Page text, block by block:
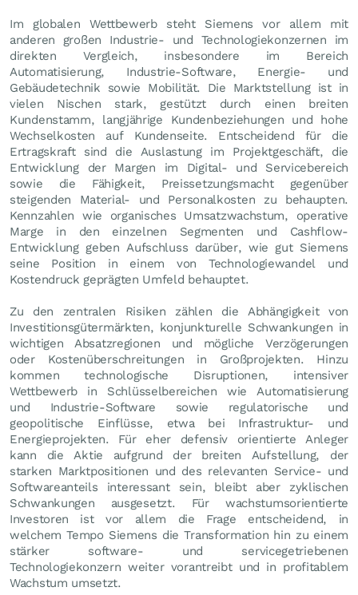
Im globalen Wettbewerb steht Siemens vor allem mit
anderen großen Industrie- und Technologiekonzernen im
direkten Vergleich, insbesondere im Bereich
Automatisierung, Industrie-Software, Energie- und
Gebäudetechnik sowie Mobilität. Die Marktstellung ist in
vielen Nischen stark, gestützt durch einen breiten
Kundenstamm, langjährige Kundenbeziehungen und hohe
Wechselkosten auf Kundenseite. Entscheidend für die
Ertragskraft sind die Auslastung im Projektgeschäft, die
Entwicklung der Margen im Digital- und Servicebereich
sowie die Fähigkeit, Preissetzungsmacht gegenüber
steigenden Material- und Personalkosten zu behaupten.
Kennzahlen wie organisches Umsatzwachstum, operative
Marge in den einzelnen Segmenten und Cashflow-
Entwicklung geben Aufschluss darüber, wie gut Siemens
seine Position in einem von Technologiewandel und
Kostendruck geprägten Umfeld behauptet.
Zu den zentralen Risiken zählen die Abhängigkeit von
Investitionsgütermärkten, konjunkturelle Schwankungen in
wichtigen Absatzregionen und mögliche Verzögerungen
oder Kostenüberschreitungen in Großprojekten. Hinzu
kommen technologische Disruptionen, intensiver
Wettbewerb in Schlüsselbereichen wie Automatisierung
und Industrie-Software sowie regulatorische und
geopolitische Einflüsse, etwa bei Infrastruktur- und
Energieprojekten. Für eher defensiv orientierte Anleger
kann die Aktie aufgrund der breiten Aufstellung, der
starken Marktpositionen und des relevanten Service- und
Softwareanteils interessant sein, bleibt aber zyklischen
Schwankungen ausgesetzt. Für wachstumsorientierte
Investoren ist vor allem die Frage entscheidend, in
welchem Tempo Siemens die Transformation hin zu einem
stärker software- und servicegetriebenen
Technologiekonzern weiter vorantreibt und in profitablem
Wachstum umsetzt.